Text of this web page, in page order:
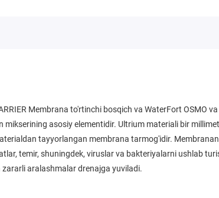
Membrana to'rtinchi bosqich va WaterFort OSMO
mikserining asosiy elementidir. Ultrium materiali bir
tayyorlangan membrana tarmog'idir.
temir, shuningdek, viruslar va bakteriyalarni ushlab
zararli aralashmalar drenajga yuviladi.